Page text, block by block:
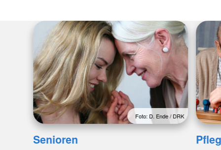
Foto: D. Ende / DRK
Senioren